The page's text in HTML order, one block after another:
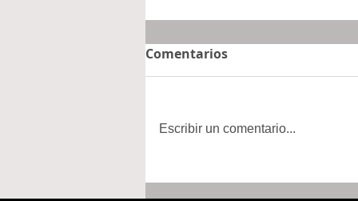
Concluyen Asambleas
Comentarios
Escribir un comentario...